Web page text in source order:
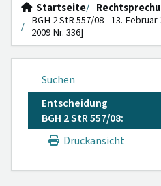
Startseite
BGH 2 StR 557/08 - 13.
2009 Nr. 336]
Suchen
Entscheidung
BGH 2 StR 557/08:
Druckansicht